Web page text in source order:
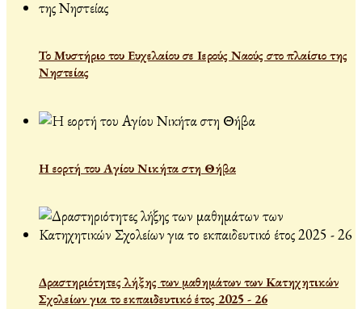
Το Μυστήριο του Ευχελαίου σε Ιερούς Ναούς στο πλαίσιο της
Νηστείας
Η εορτή του Αγίου Νικήτα στη Θήβα
Δραστηριότητες λήξης των μαθημάτων των Κατηχητικών
Σχολείων για το εκπαιδευτικό έτος 2025 - 26